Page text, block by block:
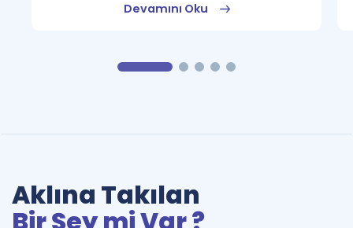
Devamını Oku
Aklına Takılan